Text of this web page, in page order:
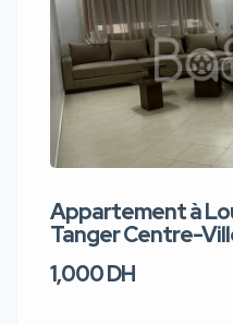
Appartement à
Tanger Centre-
1,000 DH